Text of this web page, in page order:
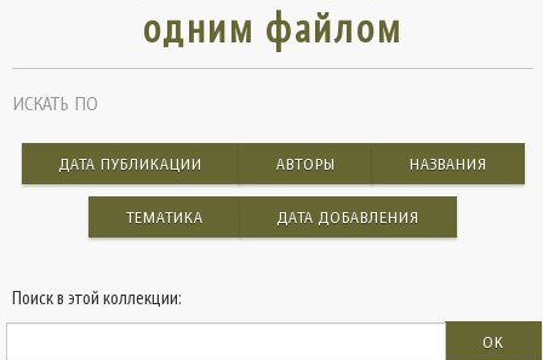
одним файлом
ИСКАТЬ ПО
ДАТА ПУБЛИКАЦИИ АВТОРЫ НАЗВАНИЯ
ТЕМАТИКА ДАТА ДОБАВЛЕНИЯ
Поиск в этой коллекции:
OK